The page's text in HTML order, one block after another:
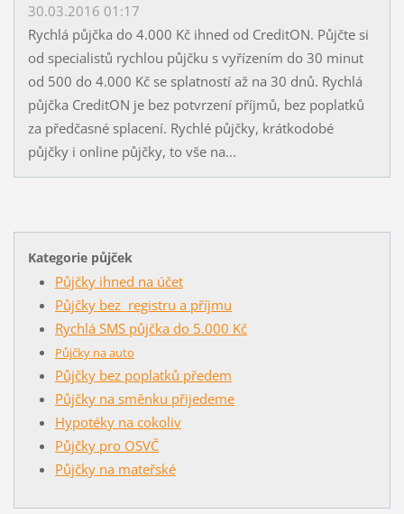
30.03.2016 01:17
Rychlá půjčka do 4.000 Kč ihned od CreditON. Půjčte si
od specialistů rychlou půjčku s vyřízením do 30 minut
od 500 do 4.000 Kč se splatností až na 30 dnů. Rychlá
půjčka CreditON je bez potvrzení příjmů, bez poplatků
za předčasné splacení. Rychlé půjčky, krátkodobé
půjčky i online půjčky, to vše na...
Kategorie půjček
Půjčky ihned na účet
Půjčky bez registru a příjmu
Rychlá SMS půjčka do 5.000 Kč
Půjčky na auto
Půjčky bez poplatků předem
Půjčky na směnku přijedeme
Hypotéky na cokoliv
Půjčky pro OSVČ
Půjčky na mateřské